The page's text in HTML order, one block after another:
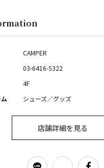
CAMPER
03-6416-5322
4F
シューズ／グッズ
店舗詳細を見る